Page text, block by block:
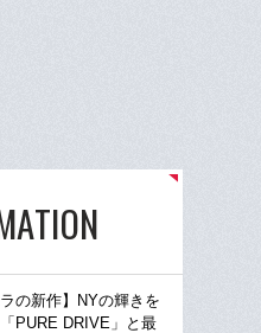
ラの新作】NYの輝きを
PURE DRIVE」と最